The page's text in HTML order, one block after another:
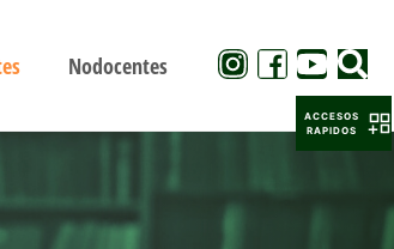
Nodocentes
ACCESOS
RAPIDOS